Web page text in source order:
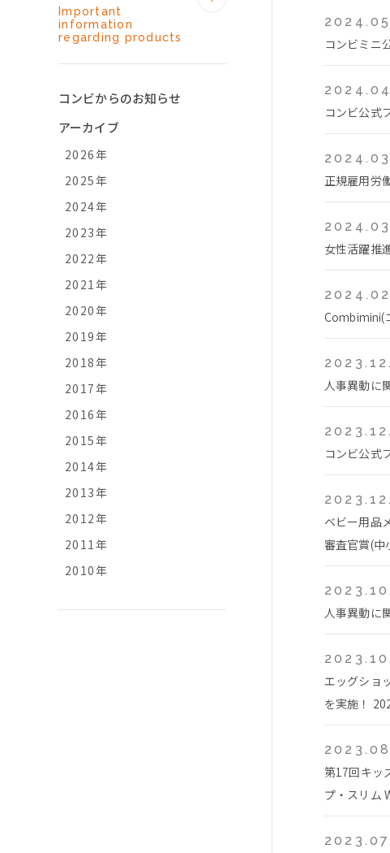
コンビミニ
コンビ公式
正規雇用労
女性活躍推
Combimini(
人事異動に
コンビ公式
ベビー用品
審査官賞(中
人事異動に
エッグショ
を実施！
第17回キッ
プ・スリム
Important
information
regarding products
コンビからのお知らせ
アーカイブ
2026年
2025年
2024年
2023年
2022年
2021年
2020年
2019年
2018年
2017年
2016年
2015年
2014年
2013年
2012年
2011年
2010年